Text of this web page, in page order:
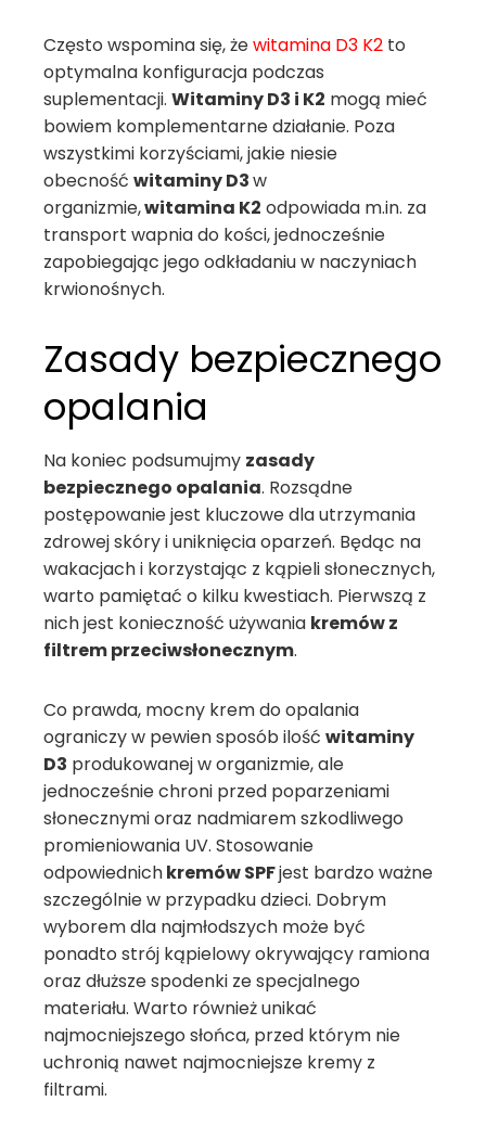
Często wspomina się, żewitamina D3 K2 to
optymalna konfiguracja podczas
suplementacji. Witaminy D3 i K2 mogą mieć
bowiem komplementarne działanie. Poza
wszystkimi korzyściami, jakie niesie
obecność witaminy D3w
organizmie,witamina K2 odpowiada m.in. za
transport wapnia do kości, jednocześnie
zapobiegając jego odkładaniu w naczyniach
krwionośnych.
Zasady bezpiecznego
opalania
Na koniec podsumujmy zasady
bezpiecznego opalania. Rozsądne
postępowanie jest kluczowe dla utrzymania
zdrowej skóry i uniknięcia oparzeń. Będąc na
wakacjach i korzystając z kąpieli słonecznych,
warto pamiętać o kilku kwestiach. Pierwszą z
nich jest konieczność używania kremów z
filtrem przeciwsłonecznym.
Co prawda, mocny krem do opalania
ograniczy w pewien sposób ilość witaminy
D3 produkowanej w organizmie, ale
jednocześnie chroni przed poparzeniami
słonecznymi oraz nadmiarem szkodliwego
promieniowania UV. Stosowanie
odpowiednichkremów SPFjest bardzo ważne
szczególnie w przypadku dzieci. Dobrym
wyborem dla najmłodszych może być
ponadto strój kąpielowy okrywający ramiona
oraz dłuższe spodenki ze specjalnego
materiału. Warto również unikać
najmocniejszego słońca, przed którym nie
uchronią nawet najmocniejsze kremy z
filtrami.